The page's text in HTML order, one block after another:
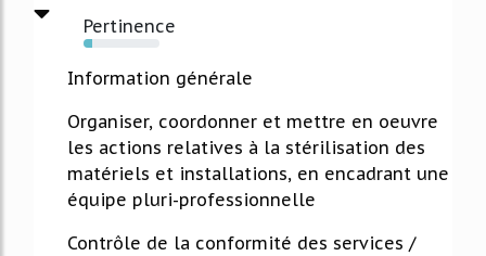
Pertinence
11%
Information générale
Organiser, coordonner et mettre en oeuvre
les actions relatives à la stérilisation des
matériels et installations, en encadrant une
équipe pluri-professionnelle
Contrôle de la conformité des services /